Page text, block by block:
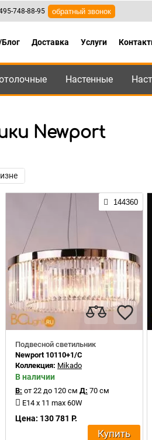
+7-495-748-88-95 ,8-800-550-95-45
748-88-95 обратный звонок
Доставка Услуги
Настенные
Newport
144360
Подвесной светильник
Newport 10110+1/C
Коллекция: Mikado
В наличии
В: от 22 до 120 см Д: 70 см
E14 x 11 max 60W
Цена: 130 781 Р.
Купить